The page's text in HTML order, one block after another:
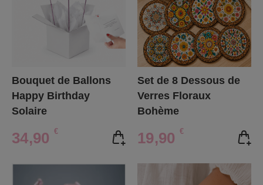
Bouquet de Ballons
Happy Birthday
Solaire
34,90 €
Set de 8 Dessous de
Verres Floraux
Bohème
19,90 €